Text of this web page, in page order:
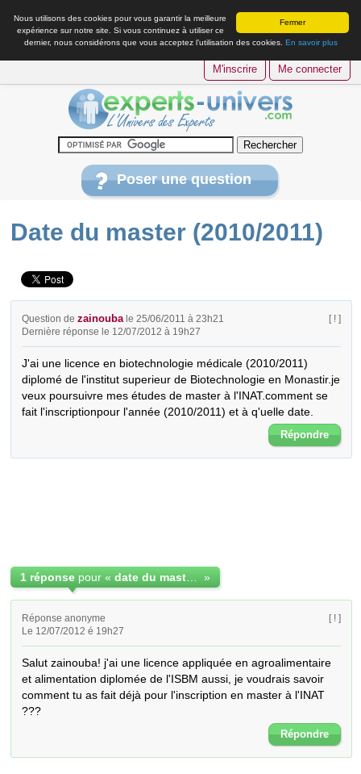
Fermer
Nous utilisons des cookies pour vous garantir la meilleure
expérience sur notre site. Si vous continuez à utiliser ce
dernier, nous considérons que vous acceptez l’utilisation des cookies. En savoir plus
M'inscrire Me connecter
Poser une question
Date du master (2010/2011)
Question dezainouba le 25/06/2011 à 23h21
Dernière réponse le 12/07/2012 à 19h27
[ ! ]
J'ai une licence en biotechnologie médicale (2010/2011)
diplomé de l'institut superieur de Biotechnologie en Monastir.je
veux poursuivre mes études de master à l'INAT.comment se
fait l'inscriptionpour l'année (2010/2011) et à q'uelle date.
Répondre
1 réponse pour « »
Réponse anonyme
Le 12/07/2012 é 19h27
[ ! ]
Salut zainouba! j'ai une licence appliquée en agroalimentaire
et alimentation diplomée de l'ISBM aussi, je voudrais savoir
comment tu as fait déjà pour l'inscription en master à l'INAT
???
Répondre